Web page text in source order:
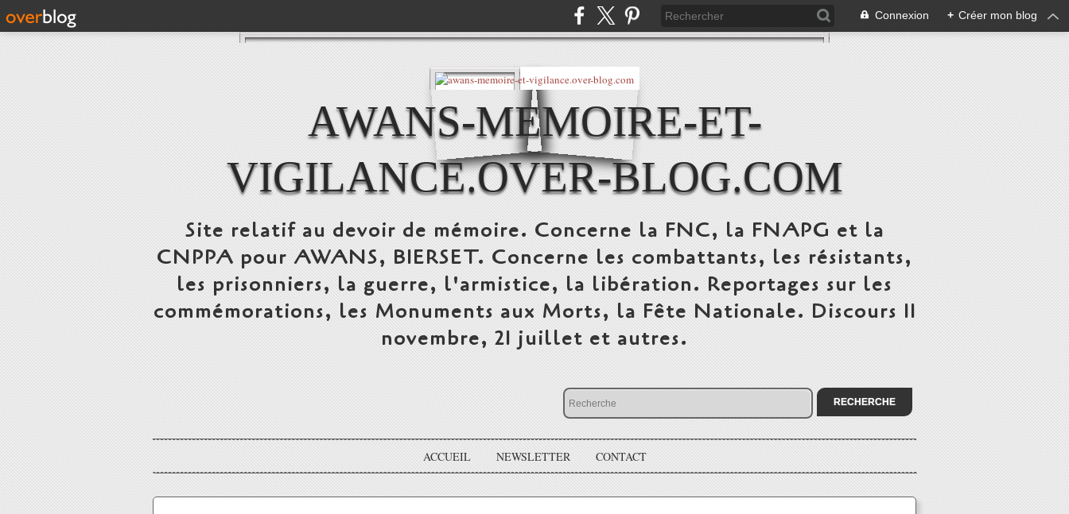
Connexion + Créer mon blog
AWANS-MEMOIRE-ET-
VIGILANCE.OVER-BLOG.COM
Site relatif au devoir de mémoire. Concerne la FNC, la FNAPG et la
CNPPA pour AWANS, BIERSET. Concerne les combattants, les résistants,
les prisonniers, la guerre, l'armistice, la libération. Reportages sur les
commémorations, les Monuments aux Morts, la Fête Nationale. Discours 11
novembre, 21 juillet et autres.
ACCUEIL NEWSLETTER CONTACT